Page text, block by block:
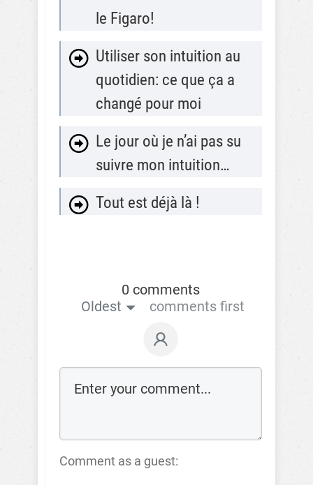
le Figaro!
Utiliser son intuition au
quotidien: ce que ça a
changé pour moi
Le jour où je n’ai pas su
suivre mon intuition…
Tout est déjà là !
0 comments
Oldest
comments first
Comment as a guest: